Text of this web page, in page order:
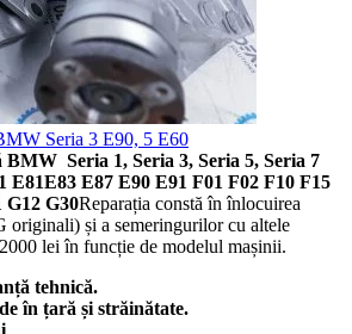
Seria 3 E90, 5 E60
Seria 1, Seria 3, Seria 5, Seria 7
E81E83 E87 E90 E91 F01 F02 F10 F15
G12 G30Reparația constă în înlocuirea
originali) și a semeringurilor cu altele
lei în funcție de modelul mașinii.
tehnică.
în țară și străinătate.